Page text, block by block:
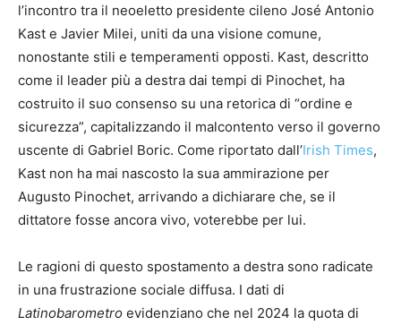
l’incontro tra il neoeletto presidente cileno José Antonio
Kast e Javier Milei, uniti da una visione comune,
nonostante stili e temperamenti opposti. Kast, descritto
come il leader più a destra dai tempi di Pinochet, ha
costruito il suo consenso su una retorica di “ordine e
sicurezza”, capitalizzando il malcontento verso il governo
uscente di Gabriel Boric. Come riportato dall’Irish Times,
Kast non ha mai nascosto la sua ammirazione per
Augusto Pinochet, arrivando a dichiarare che, se il
dittatore fosse ancora vivo, voterebbe per lui.
Le ragioni di questo spostamento a destra sono radicate
in una frustrazione sociale diffusa. I dati di
Latinobarometro evidenziano che nel 2024 la quota di